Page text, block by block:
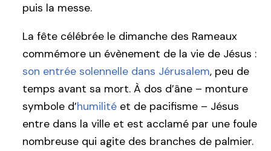
puis la messe.
La fête célébrée le dimanche des Rameaux
commémore un évènement de la vie de Jésus :
son entrée solennelle dans Jérusalem, peu de
temps avant sa mort. À dos d’âne – monture
symbole d’humilité et de pacifisme – Jésus
entre dans la ville et est acclamé par une foule
nombreuse qui agite des branches de palmier.